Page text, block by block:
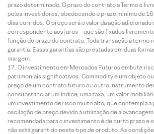
prazo determinado. O prazo do contrato a Termo é
pelos investidores, obedecendo o prazo mínimo de 16
dias corridos. O preço será o valor da ação adicionado
correspondente aos juros – que são fixados
função do prazo do contrato. Toda transação a termo
garantia. Essas garantias são prestadas em duas
margem.
O investimento em Mercados Futuros embute
patrimoniais significativos. Commodity é um objeto
preço de um contrato futuro ou outro instrumento
consubstanciar um índice, uma taxa, um valor
um investimento de risco muito alto, que contempla a
oscilação de preço devido à utilização de
recomendada para o investimento é de curto prazo e
não está garantido neste tipo de produto. As